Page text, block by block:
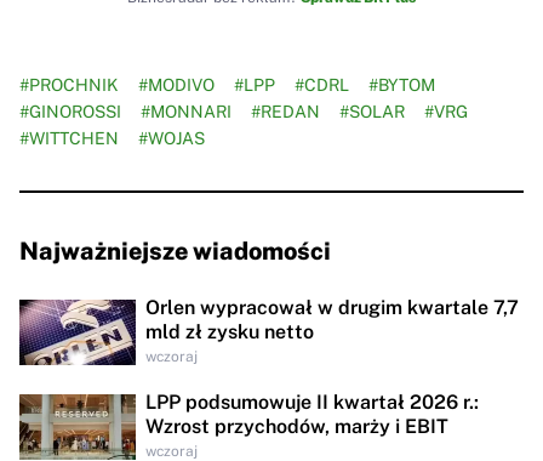
#PROCHNIK #MODIVO #LPP #CDRL
#BYTOM
#GINOROSSI
#MONNARI #REDAN #SOLAR
#VRG
#WITTCHEN
#WOJAS
Najważniejsze wiadomości
Orlen wypracował w drugim kwartale 7,7
mld zł zysku netto
wczoraj
LPP podsumowuje II kwartał 2026 r.:
Wzrost przychodów, marży i EBIT
wczoraj